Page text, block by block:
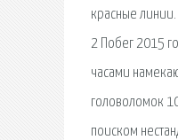
красные
2 Побег 2015
часами
головоломок
поиском